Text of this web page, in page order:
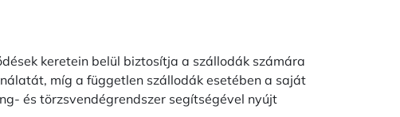
keretein belül biztosítja a szállodák számára
míg a független szállodák esetében a saját
és törzsvendégrendszer segítségével nyújt